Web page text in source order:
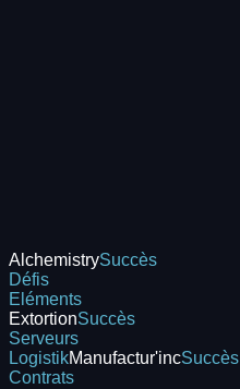
AlchemistrySuccès
Défis
Eléments
ExtortionSuccès
Serveurs
LogistikManufactur'incSuccès
Contrats